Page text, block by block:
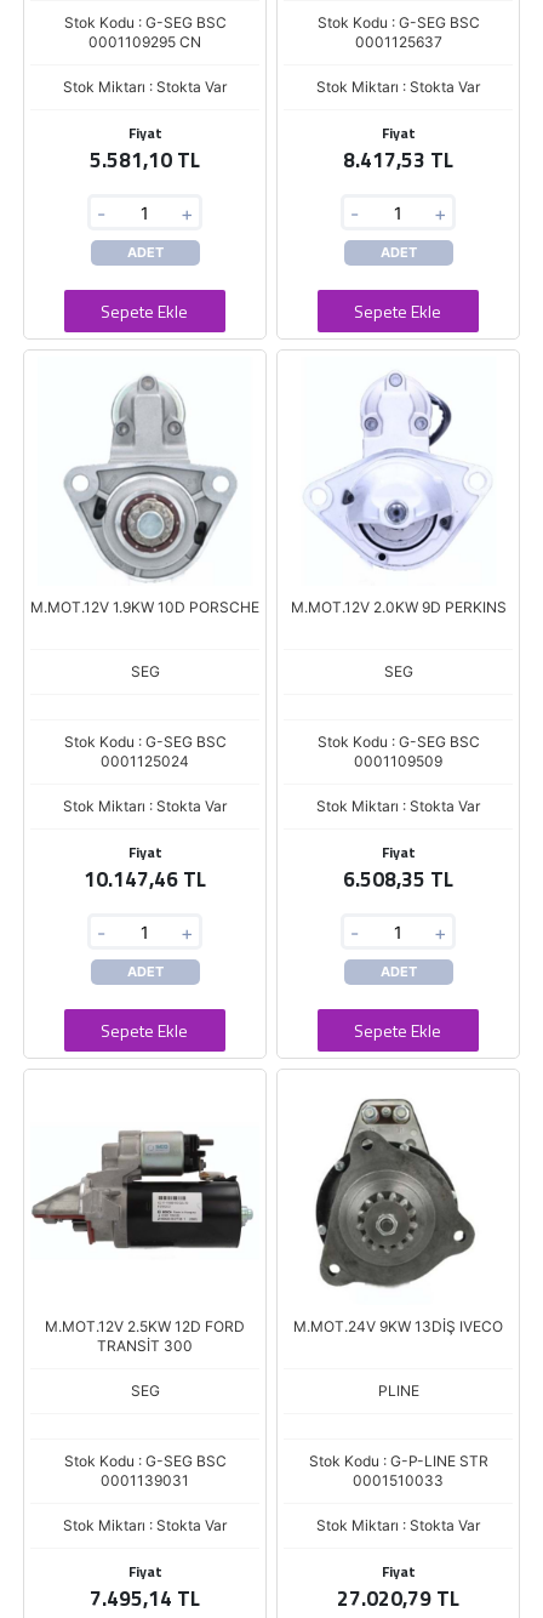
Stok Kodu : G-SEG BSC
0001109295 CN
Stok Miktarı : Stokta Var
Fiyat
5.581,10 TL
- +
ADET
Sepete Ekle
Stok Kodu : G-SEG BSC
0001125637
Stok Miktarı : Stokta Var
Fiyat
8.417,53 TL
- +
ADET
Sepete Ekle
M.MOT.12V 1.9KW 10D PORSCHE
SEG
Stok Kodu : G-SEG BSC
0001125024
Stok Miktarı : Stokta Var
Fiyat
10.147,46 TL
- +
ADET
Sepete Ekle
M.MOT.12V 2.0KW 9D PERKINS
SEG
Stok Kodu : G-SEG BSC
0001109509
Stok Miktarı : Stokta Var
Fiyat
6.508,35 TL
- +
ADET
Sepete Ekle
M.MOT.12V 2.5KW 12D FORD
TRANSİT 300
SEG
Stok Kodu : G-SEG BSC
0001139031
Stok Miktarı : Stokta Var
Fiyat
7.495,14 TL
M.MOT.24V 9KW 13DİŞ IVECO
PLINE
Stok Kodu : G-P-LINE STR
0001510033
Stok Miktarı : Stokta Var
Fiyat
27.020,79 TL